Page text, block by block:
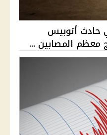
وإصابة 13 في حادث أتوبيس
المصابين ...